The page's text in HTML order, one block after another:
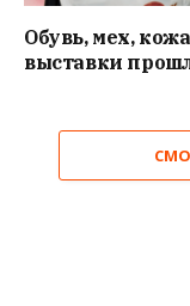
Обувь, мех,
выставки